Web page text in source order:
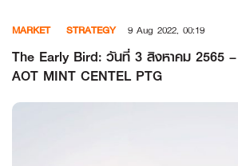
content
MARKET STRATEGY 9 Aug 2022, 00:19
The Early Bird: วันที่ 3 สิงหาคม 2565
AOT MINT CENTEL PTG